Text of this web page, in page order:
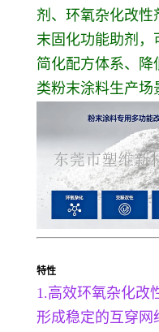
剂、环氧杂化改
末固化功能助剂，
简化配方体系、
类粉末涂料生产场
特性
1.高效环氧杂化改
形成稳定的互穿网